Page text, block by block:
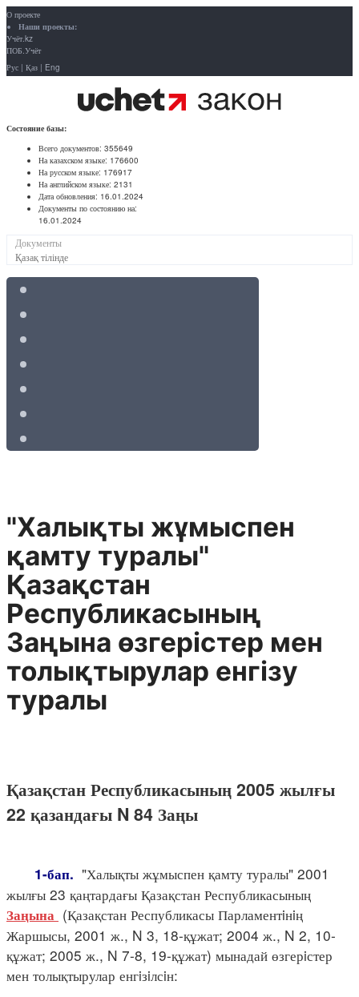
О проекте
Наши проекты:
Учёт.kz
ПОБ.Учёт
Рус | Қаз | Eng
Состояние базы:
Всего документов: 355649
На казахском языке: 176600
На русском языке: 176917
На английском языке: 2131
Дата обновления: 16.01.2024
Документы по состоянию на:
16.01.2024
Документы
Қазақ тілінде
"Халықты жұмыспен
қамту туралы"
Қазақстан
Республикасының
Заңына өзгерiстер мен
толықтырулар енгiзу
туралы
Қазақстан Республикасының 2005 жылғы
22 қазандағы N 84 Заңы
1-бап. "Халықты жұмыспен қамту туралы" 2001
жылғы 23 қаңтардағы Қазақстан Республикасының
Заңына (Қазақстан Республикасы Парламентiнiң
Жаршысы, 2001 ж., N 3, 18-құжат; 2004 ж., N 2, 10-
құжат; 2005 ж., N 7-8, 19-құжат) мынадай өзгерiстер
мен толықтырулар енгiзiлсiн: